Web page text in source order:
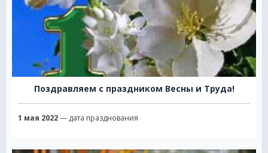
Поздравляем с праздником Весны и Труда!
1 мая 2022— дата празднования